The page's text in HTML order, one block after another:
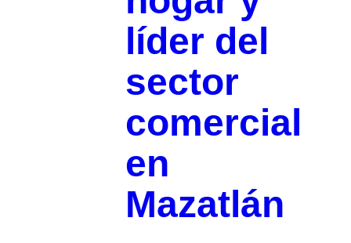
líder del
sector
comercial
en
Mazatlán